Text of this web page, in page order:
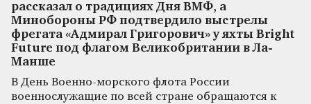
рассказал о традициях Дня ВМФ, а
Минобороны РФ подтвердило выстрелы
фрегата «Адмирал Григорович» у яхты Bright
Future под флагом Великобритании в Ла-
Манше
В День Военно-морского флота России
военнослужащие по всей стране обращаются к